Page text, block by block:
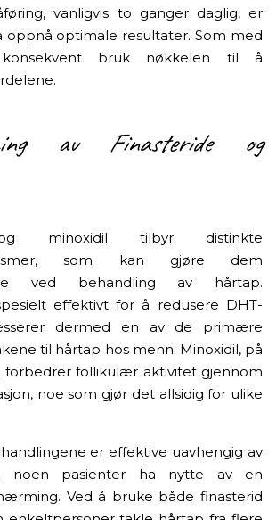
vanligvis to ganger daglig, er
oppnå optimale resultater. Som med
bruk nøkkelen til å
av Finasteride og
og minoxidil tilbyr distinkte
som kan gjøre dem
ved behandling av hårtap.
effektivt for å redusere DHT-
dermed en av de primære
til hårtap hos menn. Minoxidil, på
forbedrer follikulær aktivitet gjennom
noe som gjør det allsidig for ulike
er effektive uavhengig av
noen pasienter ha nytte av en
Ved å bruke både finasterid